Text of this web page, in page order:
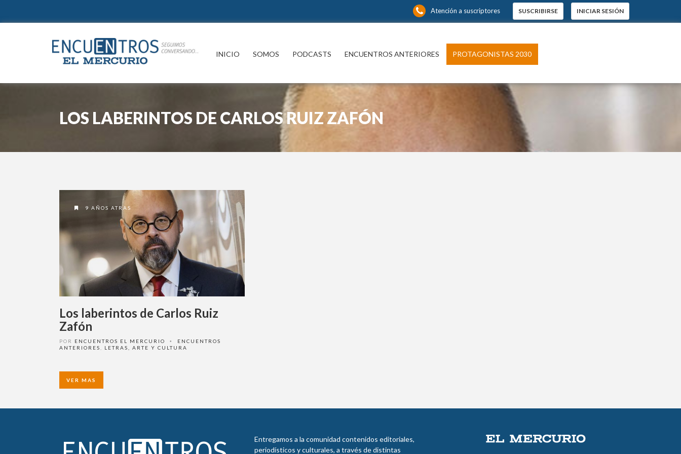
SUSCRIBIRSE INICIAR SESIÓN
Atención a suscriptores
INICIO SOMOS PODCASTS ENCUENTROS ANTERIORES PROTAGONISTAS 2030
LOS LABERINTOS DE CARLOS RUIZ ZAFÓN
9 AÑOS ATRAS
Los laberintos de Carlos Ruiz
Zafón
POR ENCUENTROS EL MERCURIO •
ENCUENTROS
ANTERIORES
LETRAS, ARTE Y CULTURA
VER MAS
Entregamos a la comunidad contenidos editoriales,
periodísticos y culturales, a través de distintas